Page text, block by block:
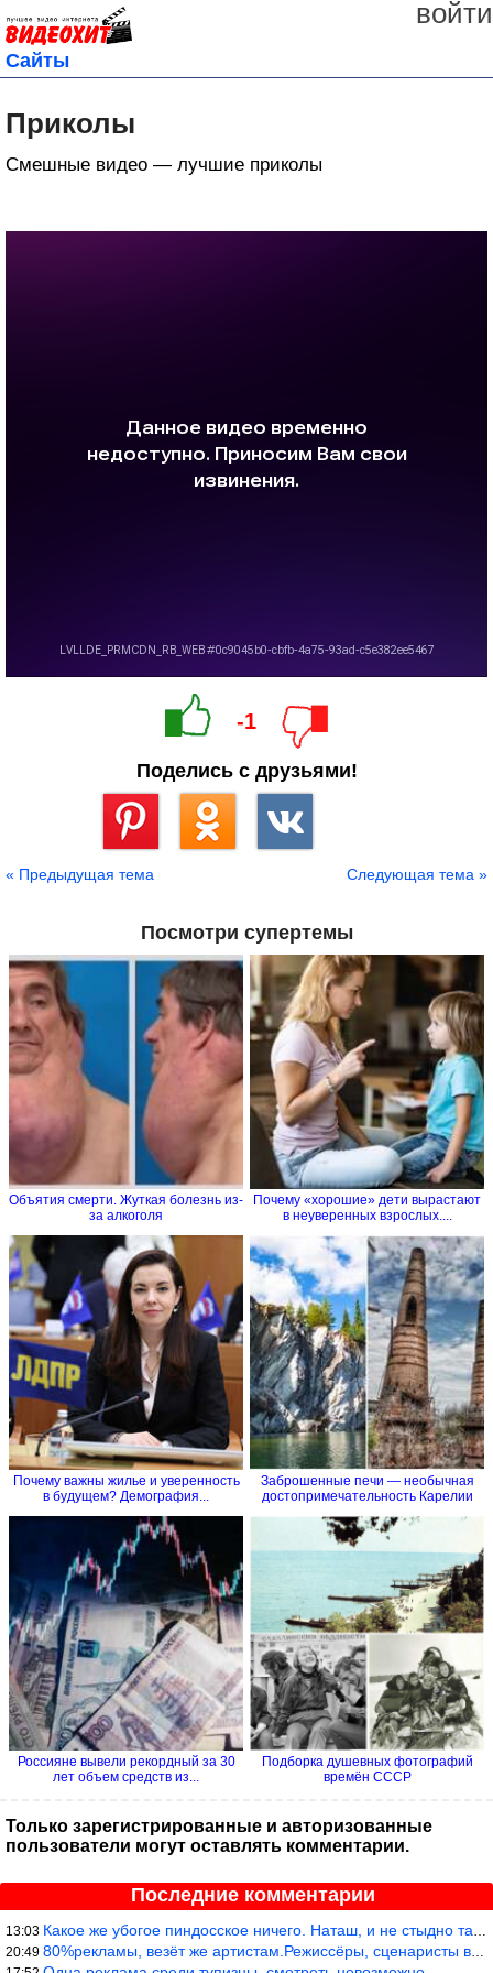
войти
Сайты
Приколы
Смешные видео — лучшие приколы
-1
Поделись с друзьями!
« Предыдущая тема Следующая тема »
Посмотри супертемы
Объятия смерти. Жуткая болезнь из-
за алкоголя
Почему «хорошие» дети вырастают
в неуверенных взрослых....
Почему важны жилье и уверенность
в будущем? Демография...
Заброшенные печи — необычная
достопримечательность Карелии
Россияне вывели рекордный за 30
лет объем средств из...
Подборка душевных фотографий
времён СССР
Только зарегистрированные и авторизованные
пользователи могут оставлять комментарии.
Последние комментарии
13:03 Какое же убогое пиндосское ничего. Наташ, и не стыдно такую фигн
20:49 80%рекламы, везёт же артистам.Режиссёры, сценаристы вы где или к